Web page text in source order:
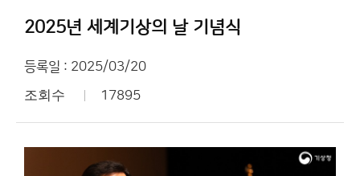
2025년 세계기상의 날 기념식
등록일 : 2025/03/20
조회수 17895